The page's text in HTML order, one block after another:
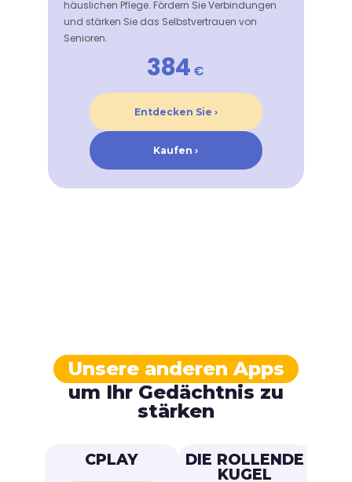
häuslichen Pflege. Fördern Sie Verbindungen
und stärken Sie das Selbstvertrauen von
Senioren.
384 €
Entdecken Sie ›
Kaufen ›
Unsere anderen Apps
um Ihr Gedächtnis zu
stärken
CPLAY DIE ROLLENDE
KUGEL